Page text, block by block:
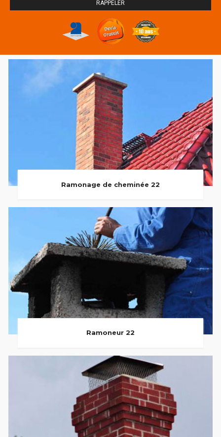
Ramonage de cheminée 22
Ramoneur 22